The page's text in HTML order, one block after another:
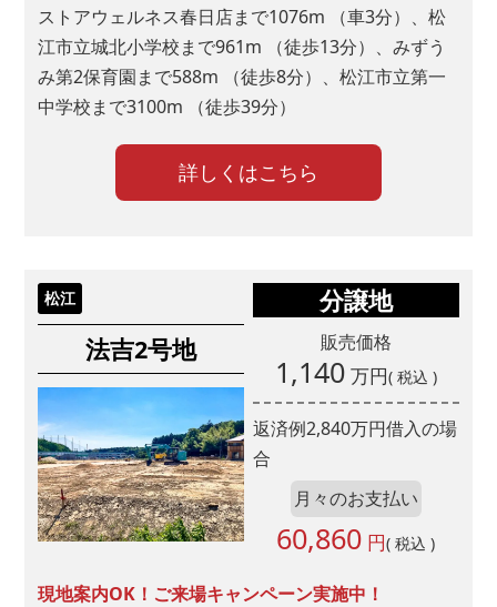
ストアウェルネス春日店まで1076m （車3分）、松
江市立城北小学校まで961m （徒歩13分）、みずう
み第2保育園まで588m （徒歩8分）、松江市立第一
中学校まで3100m （徒歩39分）
詳しくはこちら
松江
法吉2号地
分譲地
販売価格
1,140万円( 税込 )
返済例2,840万円借入の場
合
月々のお支払い
60,860 円( 税込 )
現地案内OK！ご来場キャンペーン実施中！